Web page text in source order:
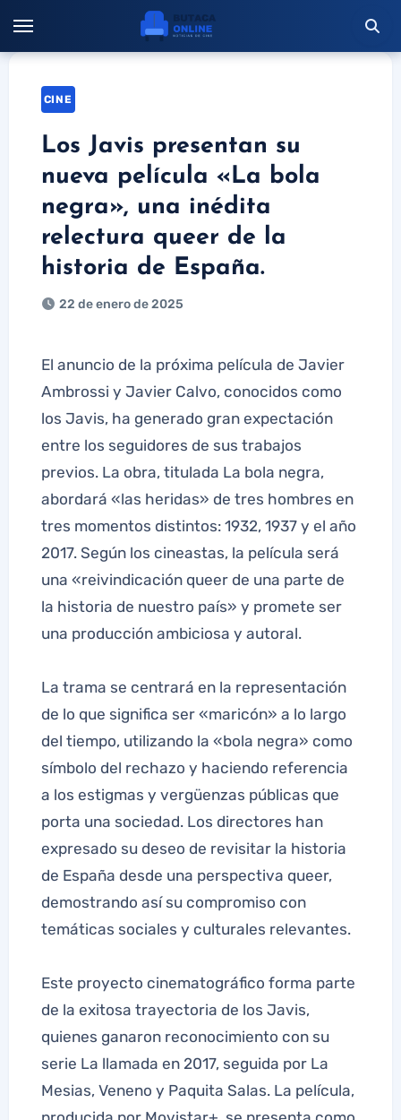
contenido
CINE
Los Javis presentan su
nueva película «La bola
negra», una inédita
relectura queer de la
historia de España.
22 de enero de 2025
El anuncio de la próxima película de Javier
Ambrossi y Javier Calvo, conocidos como
los Javis, ha generado gran expectación
entre los seguidores de sus trabajos
previos. La obra, titulada La bola negra,
abordará «las heridas» de tres hombres en
tres momentos distintos: 1932, 1937 y el año
2017. Según los cineastas, la película será
una «reivindicación queer de una parte de
la historia de nuestro país» y promete ser
una producción ambiciosa y autoral.
La trama se centrará en la representación
de lo que significa ser «maricón» a lo largo
del tiempo, utilizando la «bola negra» como
símbolo del rechazo y haciendo referencia
a los estigmas y vergüenzas públicas que
porta una sociedad. Los directores han
expresado su deseo de revisitar la historia
de España desde una perspectiva queer,
demostrando así su compromiso con
temáticas sociales y culturales relevantes.
Este proyecto cinematográfico forma parte
de la exitosa trayectoria de los Javis,
quienes ganaron reconocimiento con su
serie La llamada en 2017, seguida por La
Mesias, Veneno y Paquita Salas. La película,